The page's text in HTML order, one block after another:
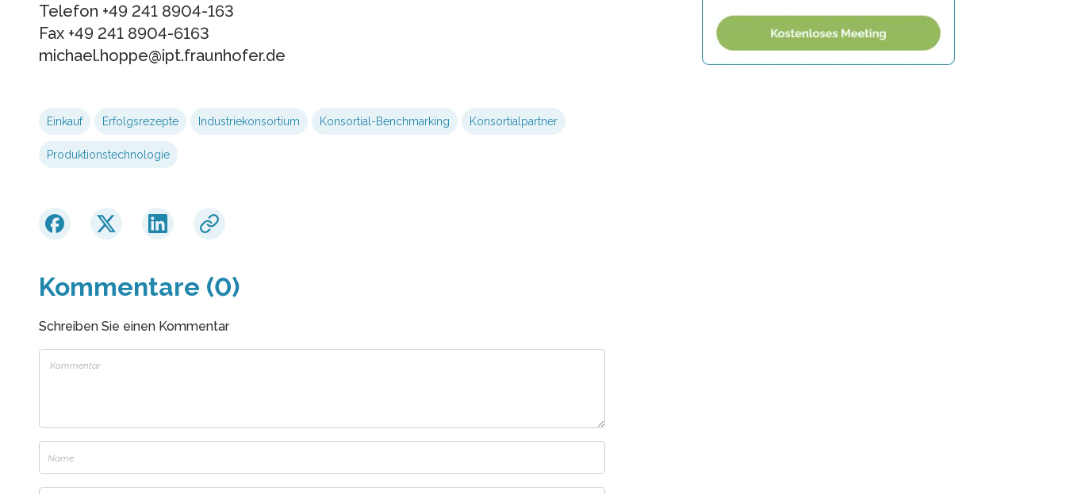
Telefon +49 241 8904-163
Fax +49 241 8904-6163
michael.hoppe@ipt.fraunhofer.de
Einkauf Erfolgsrezepte Industriekonsortium Konsortial-Benchmarking Konsortialpartner
Produktionstechnologie
Kommentare (0)
Schreiben Sie einen Kommentar